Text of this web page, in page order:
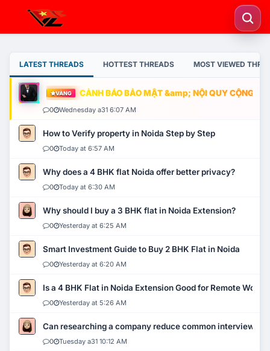
LATEST THREADS HOTTEST THREADS MOST VIEWED
VÀNG CẢNH BÁO BẢO MẬT &amp; NỘI QUY CỘNG
0 Wednesday a31 6:07 AM
How to Verify property in Noida Step by Step
0 Today at 6:57 AM
Why does a 4 BHK flat Noida offer better privacy?
0 Today at 6:30 AM
Why should I buy a 3 BHK flat in Noida Extension?
0 Yesterday at 6:25 AM
Smart Investment Guide to Buy 2 BHK Flat in Noida
0 Yesterday at 6:20 AM
Is a 4 BHK Flat in Noida Extension Good for Remote Work?
0 Yesterday at 5:26 AM
Can researching a company reduce common interview
0 Tuesday a31 10:12 AM